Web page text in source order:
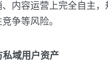
内容运营上完全自主
争等风险。
私域用户资产